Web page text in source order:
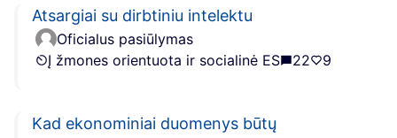
Atsargiai su dirbtiniu intelektu
Oficialus pasiūlymas
Į žmones orientuota ir socialinė ES
22 9
Kad ekonominiai duomenys būtų